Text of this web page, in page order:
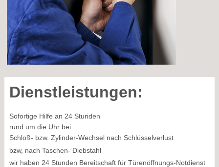
Dienstleistungen:
Sofortige Hilfe an 24 Stunden
rund um die Uhr bei
Schloß- bzw. Zylinder-Wechsel nach Schlüsselverlust
bzw, nach Taschen- Diebstahl
wir haben 24 Stunden Bereitschaft für Türenöffnungs-Notdienst